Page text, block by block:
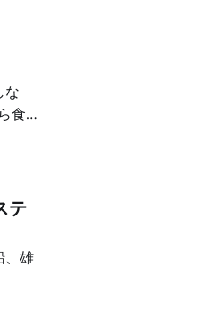
な
食中
テ
、雄